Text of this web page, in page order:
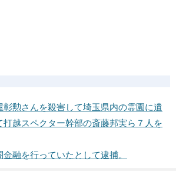
彰勲さんを殺害して埼玉県内の霊園に遺
打越スペクター幹部の斎藤邦実ら７人を
融を行っていたとして逮捕。